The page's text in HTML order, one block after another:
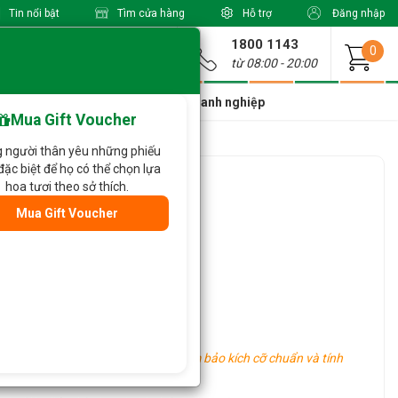
Tin nổi bật Tìm cửa hàng Hỗ trợ Đăng nhập
1800 1143
từ 08:00 - 20:00
0
Dành cho doanh nghiệp
khác tùy vào tình hình thực tế.
vực khác nhau, tuy nhiên vẫn đảm bảo kích cỡ chuẩn và tính
Mua Gift Voucher
người thân yêu những phiếu
biệt để họ có thể chọn lựa
hoa tươi theo sở thích.
Mua Gift Voucher